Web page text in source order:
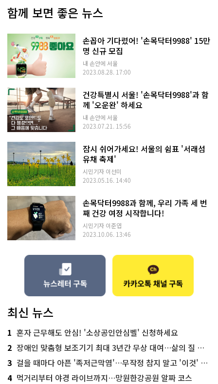
함께 보면 좋은 뉴스
손꼽아 기다렸어! '손목닥터9988' 15만
명 신규 모집
내 손안에 서울
2023.08.28. 17:00
건강특별시 서울! '손목닥터9988'과 함
께 '오운완' 하세요
내 손안에 서울
2023.07.21. 15:56
잠시 쉬어가세요! 서울의 쉼표 '서래섬
유채 축제'
시민기자 이선미
2023.05.16. 14:40
손목닥터9988과 함께, 우리 가족 세 번
째 건강 여정 시작합니다!
시민기자 이준엽
2023.10.06. 13:46
최신 뉴스
1 혼자 근무해도 안심! '소상공인안심벨' 신청하세요
2 장애인 맞춤형 보조기기 최대 3년간 무상 대여…삶의 질 높인다
3 걸을 때마다 아픈 '족저근막염'…무작정 참지 말고 '이것' 해보세요!
4 먹거리부터 야경 라이브까지…망원한강공원 알짜 코스